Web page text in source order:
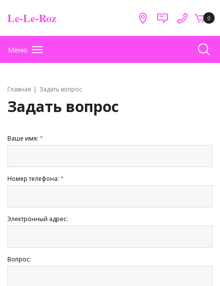
Le-Le-Roz 0
Меню
Главная Задать вопрос
Задать вопрос
Ваше имя: *
Номер телефона: *
Электронный адрес:
Вопрос: